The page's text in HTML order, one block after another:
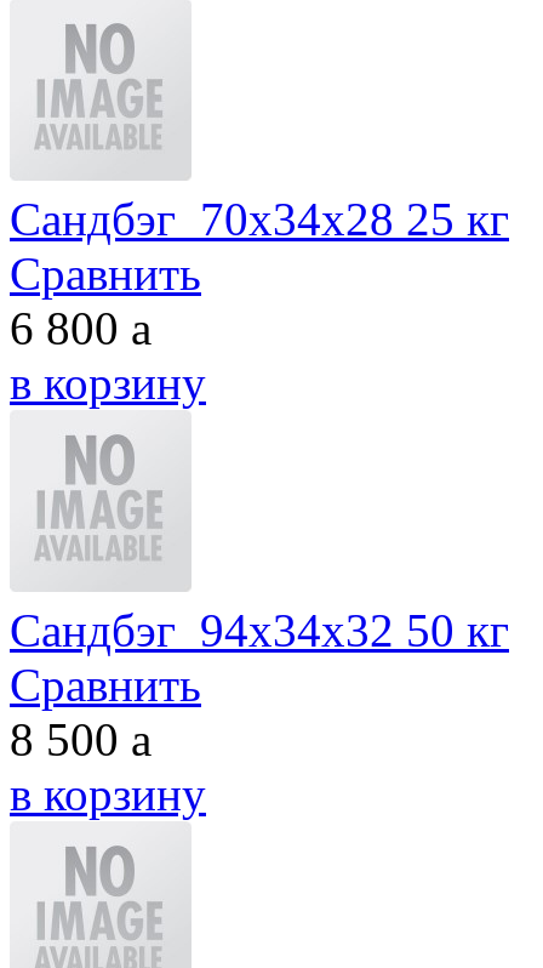
Сандбэг 70х34х28 25 кг
Сравнить
6 800 a
в корзину
Сандбэг 94х34х32 50 кг
Сравнить
8 500 a
в корзину